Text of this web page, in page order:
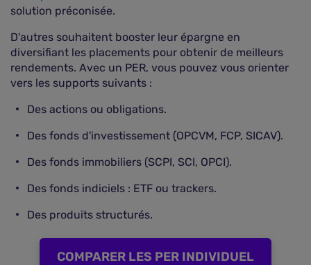
solution préconisée.
D'autres souhaitent booster leur épargne en
diversifiant les placements pour obtenir de meilleurs
rendements. Avec un PER, vous pouvez vous orienter
vers les supports suivants :
Des actions ou obligations.
Des fonds d'investissement (OPCVM, FCP, SICAV).
Des fonds immobiliers (SCPI, SCI, OPCI).
Des fonds indiciels : ETF ou trackers.
Des produits structurés.
COMPARER LES PER INDIVIDUEL